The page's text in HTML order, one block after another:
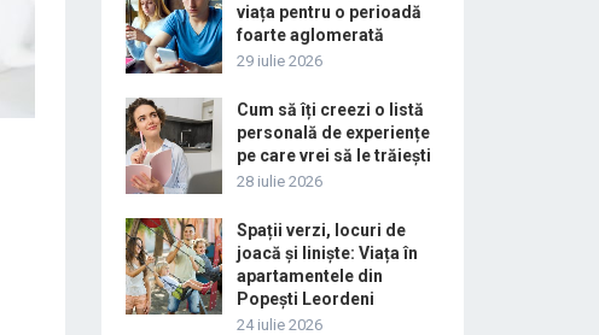
viața pentru o perioadă
foarte aglomerată
29 iulie 2026
Cum să îți creezi o listă
personală de experiențe
pe care vrei să le trăiești
28 iulie 2026
Spații verzi, locuri de
joacă și liniște: Viața în
apartamentele din
Popești Leordeni
24 iulie 2026